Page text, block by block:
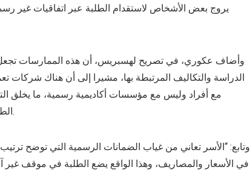
يروج بعض الأشخاص لاستقدام الطلبة عبر اتفاقيات غير
وأضاف عكوري، في تصريح لهسبريس، أن هذه الممارسات تجعل
الدراسة والتكاليف المرتبطة بها، مشيرا إلى أن هناك شركات
مع أفراد وليس مع مؤسسات أكاديمية رسمية، ما يخلق
الطلبة، ومدى قبولها في الدول المعنية أو في المغرب مستقبلا.
وتابع: “الأسر تعاني من غياب الضمانات الرسمية التي توضح
في الأسعار والمصاريف، وهذا الواقع يضع الطلبة في موقف غير